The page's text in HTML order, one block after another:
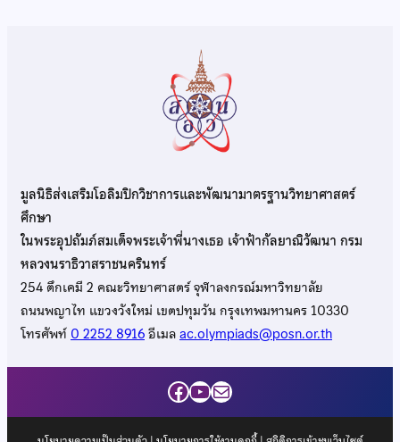
มูลนิธิส่งเสริมโอลิมปิกวิชาการและพัฒนามาตรฐานวิทยาศาสตร์
ศึกษา
ในพระอุปถัมภ์สมเด็จพระเจ้าพี่นางเธอ เจ้าฟ้ากัลยาณิวัฒนา กรม
หลวงนราธิวาสราชนครินทร์
254 ตึกเคมี 2 คณะวิทยาศาสตร์ จุฬาลงกรณ์มหาวิทยาลัย
ถนนพญาไท แขวงวังใหม่ เขตปทุมวัน กรุงเทพมหานคร 10330
โทรศัพท์0 2252 8916อีเมลac.olympiads@posn.or.th
Facebook
YouTube
Mail